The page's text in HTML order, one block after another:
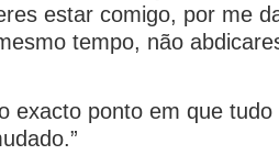
estar comigo, por me
tempo, não
exacto ponto em que